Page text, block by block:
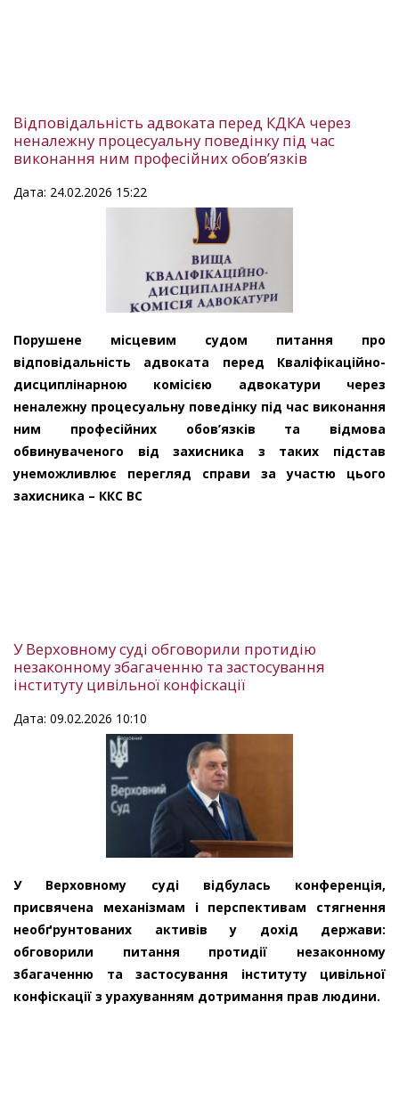
Відповідальність адвоката перед КДКА через
неналежну процесуальну поведінку під час
виконання ним професійних обов’язків
Дата: 24.02.2026 15:22
Порушене місцевим судом питання про
відповідальність адвоката перед Кваліфікаційно-
дисциплінарною комісією адвокатури через
неналежну процесуальну поведінку під час виконання
ним професійних обов’язків та відмова
обвинуваченого від захисника з таких підстав
унеможливлює перегляд справи за участю цього
захисника – ККС ВС
У Верховному суді обговорили протидію
незаконному збагаченню та застосування
інституту цивільної конфіскації
Дата: 09.02.2026 10:10
У Верховному суді відбулась конференція,
присвячена механізмам і перспективам стягнення
необґрунтованих активів у дохід держави:
обговорили питання протидії незаконному
збагаченню та застосування інституту цивільної
конфіскації з урахуванням дотримання прав людини.